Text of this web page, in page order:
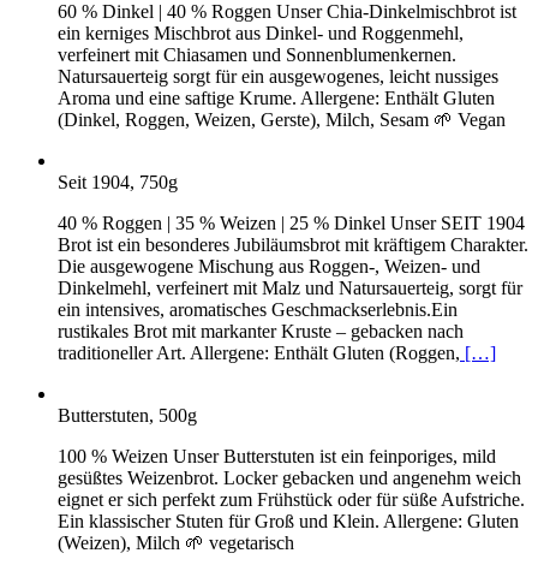
60 % Dinkel | 40 % Roggen Unser Chia-Dinkelmischbrot ist
ein kerniges Mischbrot aus Dinkel- und Roggenmehl,
verfeinert mit Chiasamen und Sonnenblumenkernen.
Natursauerteig sorgt für ein ausgewogenes, leicht nussiges
Aroma und eine saftige Krume. Allergene: Enthält Gluten
(Dinkel, Roggen, Weizen, Gerste), Milch, Sesam 🌱 Vegan
Seit 1904, 750g
40 % Roggen | 35 % Weizen | 25 % Dinkel Unser SEIT 1904
Brot ist ein besonderes Jubiläumsbrot mit kräftigem Charakter.
Die ausgewogene Mischung aus Roggen-, Weizen- und
Dinkelmehl, verfeinert mit Malz und Natursauerteig, sorgt für
ein intensives, aromatisches Geschmackserlebnis.Ein
rustikales Brot mit markanter Kruste – gebacken nach
traditioneller Art. Allergene: Enthält Gluten (Roggen, […]
Butterstuten, 500g
100 % Weizen Unser Butterstuten ist ein feinporiges, mild
gesüßtes Weizenbrot. Locker gebacken und angenehm weich
eignet er sich perfekt zum Frühstück oder für süße Aufstriche.
Ein klassischer Stuten für Groß und Klein. Allergene: Gluten
(Weizen), Milch 🌱 vegetarisch